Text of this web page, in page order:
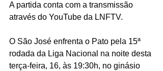
A partida conta com a transmissão
através do YouTube da LNFTV.
O São José enfrenta o Pato pela 15ª
rodada da Liga Nacional na noite desta
terça-feira, 16, às 19:30h, no ginásio